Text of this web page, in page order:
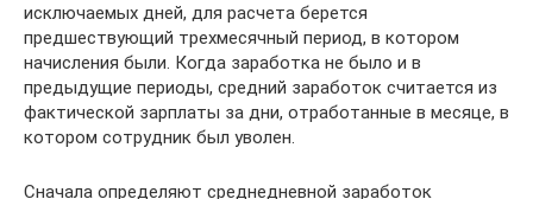
исключаемых дней, для расчета берется
предшествующий трехмесячный период, в котором
начисления были. Когда заработка не было и в
предыдущие периоды, средний заработок считается из
фактической зарплаты за дни, отработанные в месяце, в
котором сотрудник был уволен.
Сначала определяют среднедневной заработок